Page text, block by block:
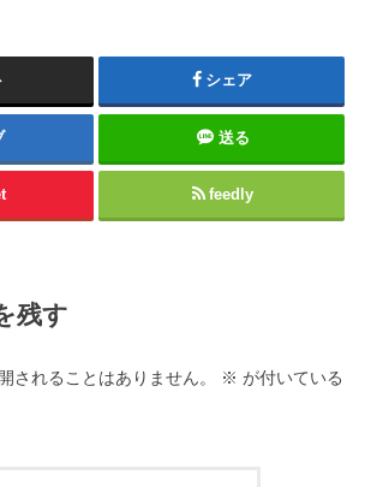
シェア
送る
feedly
残す
されることはありません。 ※ が付いている